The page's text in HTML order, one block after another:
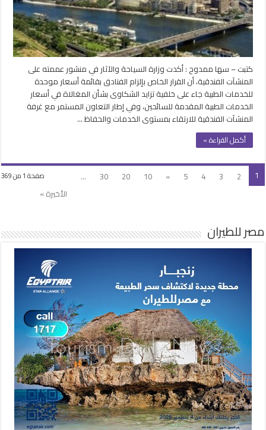
كتبت – سها ممدوح : أكدت وزارة السياحة والآثار في منشور عممته على
المنشآت الفندقية، أن القرار الخاص بإلزام الفنادق بقائمة أسعار موحدة
للخدمات الطبية جاء على خلفية تزايد الشكاوى بشأن المغالاة في أسعار
الخدمات الطبية المقدمة للسائحين، وفي إطار التعاون المستمر مع غرفة
المنشآت الفندقية للارتقاء بمستوى الخدمات والحفاظ …
أكمل القراءة »
صفحة 1 من 369 1
2
3
4
5
»
10
20
30
...
الأخيرة »
مصر للطيران